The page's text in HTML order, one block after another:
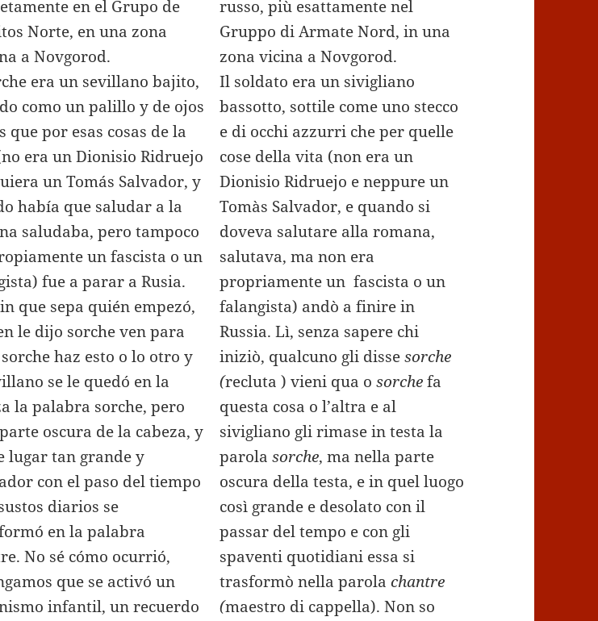
en el Grupo de
Norte, en una zona
a Novgorod.
era un sevillano bajito,
como un palillo y de ojos
que por esas cosas de la
era un Dionisio Ridruejo
un Tomás Salvador, y
había que saludar a la
saludaba, pero tampoco
un fascista o un
fue a parar a Rusia.
que sepa quién empezó,
le dijo sorche ven para
haz esto o lo otro y
se le quedó en la
la palabra sorche, pero
oscura de la cabeza, y
lugar tan grande y
con el paso del tiempo
diarios se
en la palabra
No sé cómo ocurrió,
que se activó un
infantil, un recuerdo
russo, più esattamente nel
Gruppo di Armate Nord, in una
zona vicina a Novgorod.
Il soldato era un sivigliano
bassotto, sottile come uno stecco
e di occhi azzurri che per quelle
cose della vita (non era un
Dionisio Ridruejo e neppure un
Tomàs Salvador, e quando si
doveva salutare alla romana,
salutava, ma non era
propriamente un fascista o un
falangista) andò a finire in
Russia. Lì, senza sapere chi
iniziò, qualcuno gli dissesorche
(recluta ) vieni qua o sorchefa
questa cosa o l’altra e al
sivigliano gli rimase in testa la
parola sorche, ma nella parte
oscura della testa, e in quel luogo
così grande e desolato con il
passar del tempo e con gli
spaventi quotidiani essa si
trasformò nella parola chantre
(maestro di cappella). Non so